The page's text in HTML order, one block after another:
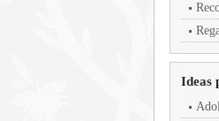
Ideas